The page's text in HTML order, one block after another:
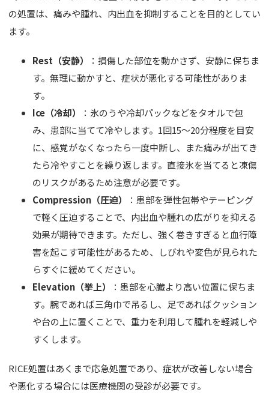
糸リフト
BODY
豊胸
バスト
脂肪吸引
婦人科形
美容点滴
Eve V 肌
サプリ
の処置は、痛みや腫れ、内出血を抑制することを目的としてい
ます。
Rest（安静）
：損傷した部位を動かさず、安静に保ちま
す。無理に動かすと、症状が悪化する可能性がありま
す。
Ice（冷却）
：氷のうや冷却パックなどをタオルで包
み、患部に当てて冷やします。1回15〜20分程度を目安
に、感覚がなくなったら一度中断し、また痛みが出てき
たら冷やすことを繰り返します。直接氷を当てると凍傷
のリスクがあるため注意が必要です。
Compression（圧迫）
：患部を弾性包帯やテーピング
で軽く圧迫することで、内出血や腫れの広がりを抑える
効果が期待できます。ただし、強く巻きすぎると血行障
害を起こす可能性があるため、しびれや変色が見られた
らすぐに緩めてください。
Elevation（挙上）
：患部を心臓より高い位置に保ちま
す。腕であれば三角巾で吊るし、足であればクッション
や台の上に置くことで、重力を利用して腫れを軽減しや
すくします。
RICE処置はあくまで応急処置であり、症状が改善しない場合
や悪化する場合には医療機関の受診が必要です。